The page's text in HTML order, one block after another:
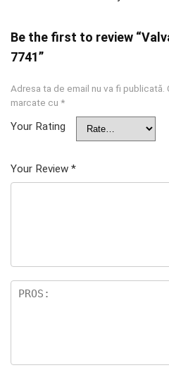
Be the first to review
7741”
Adresa ta de email nu va fi publicată.
marcate cu *
Your Rating
Your Review *